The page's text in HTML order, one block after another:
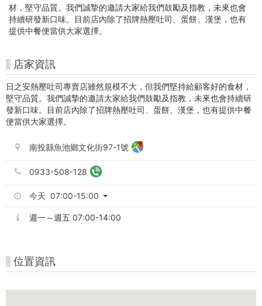
店
-
中
台
灣
好
玩
卡
材，堅守品質。我們誠摯的邀請大家給我們鼓勵及指教，未來也會
持續研發新口味。目前店內除了招牌熱壓吐司、蛋餅、漢堡，也有
提供中餐便當供大家選擇。
店家資訊
日之安熱壓吐司專賣店雖然規模不大，但我們堅持給顧客好的食材，
堅守品質。我們誠摯的邀請大家給我們鼓勵及指教，未來也會持續研
發新口味。目前店內除了招牌熱壓吐司、蛋餅、漢堡，也有提供中餐
便當供大家選擇。
南投縣魚池鄉文化街97-1號
0933-508-128
今天 07:00-15:00
週一～週五 07:00-14:00
位置資訊